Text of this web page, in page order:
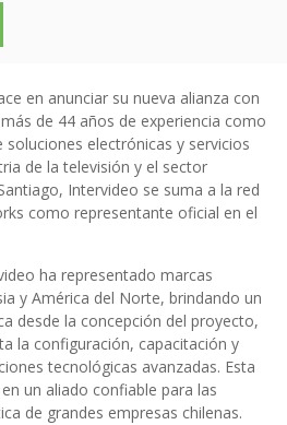
en anunciar su nueva alianza con
de 44 años de experiencia como
soluciones electrónicas y servicios
de la televisión y el sector
Intervideo se suma a la red
como representante oficial en el
ha representado marcas
y América del Norte, brindando un
desde la concepción del proyecto,
la configuración, capacitación y
tecnológicas avanzadas. Esta
un aliado confiable para las
de grandes empresas chilenas.